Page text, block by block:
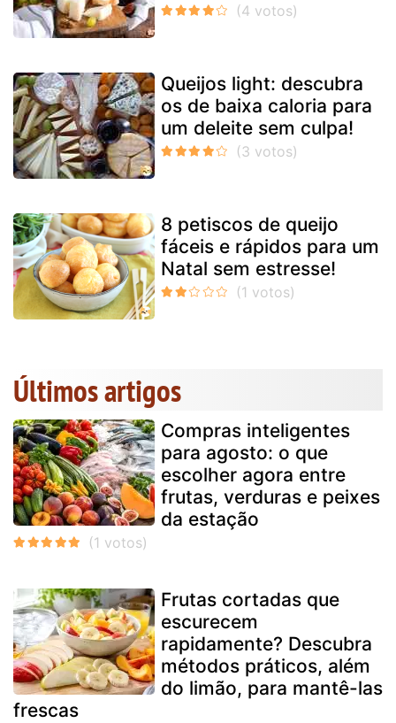
Queijos light: descubra
os de baixa caloria para
um deleite sem culpa!
8 petiscos de queijo
fáceis e rápidos para um
Natal sem estresse!
Últimos artigos
Compras inteligentes
para agosto: o que
escolher agora entre
frutas, verduras e peixes
da estação
Frutas cortadas que
escurecem
rapidamente? Descubra
métodos práticos, além
do limão, para mantê-las
frescas